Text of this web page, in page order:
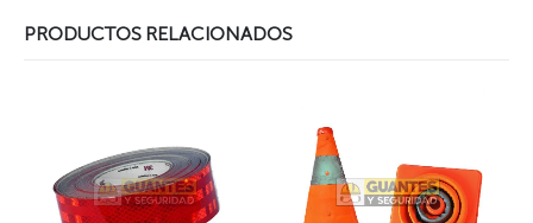
PRODUCTOS RELACIONADOS